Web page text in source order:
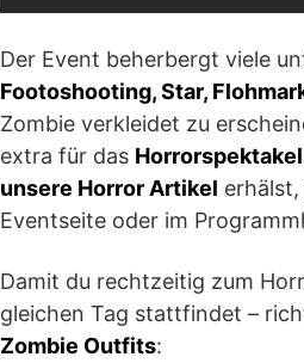
Der Event beherbergt viele
Footoshooting, Star,
Zombie verkleidet zu
extra für das
unsere Horror Artikel
Eventseite oder im
Damit du rechtzeitig zum
gleichen Tag stattfindet –
Zombie Outfits: